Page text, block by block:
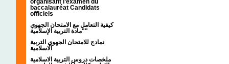
organisant l’examen du
baccalauréat Candidats
officiels
كيفية التعامل مع الامتحان الجهوي
"مادة التربية الإسلامية"
نمادج للامتحان الجهوي التربية
الاسلامية
ملخصات دروس التربية الاسلامية